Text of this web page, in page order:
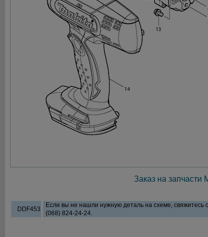
Заказ на запчасти
DDF453
Если вы не нашли нужную деталь на схеме, свяжитесь
(068) 824-24-24.